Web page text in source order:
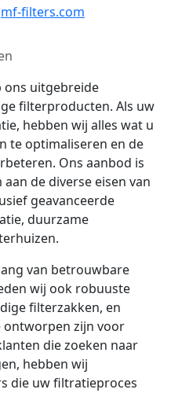
filters.com
ons uitgebreide
filterproducten. Als uw
hebben wij alles wat u
te optimaliseren en de
Ons aanbod is
de diverse eisen van
geavanceerde
duurzame
van betrouwbare
wij ook robuuste
filterzakken, en
zijn voor
die zoeken naar
hebben wij
die uw filtratieproces